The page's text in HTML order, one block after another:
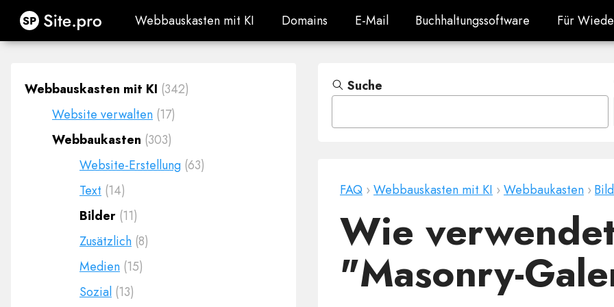
Site.pro Webbauskasten mit KI
Webbauskasten mit KI Domains
Domains E-Mail
E-Mail Buchhaltungssoftware
Buchhaltungssoftware Für
Für
Webbauskasten mit KI (342)
Website verwalten (17)
Webbaukasten (303)
Website-Erstellung (63)
Text (14)
Bilder (11)
Zusätzlich (8)
Medien (15)
Sozial (13)
Suche
FAQ ›Webbauskasten mit KI ›Webbaukasten ›
Wie
"Masonry-